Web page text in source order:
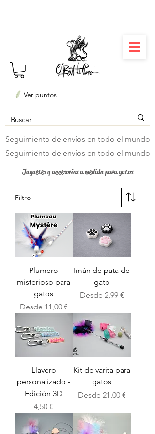
Seguimiento de envíos en todo el mundo
Ver puntos
Seguimiento de envíos en todo el mundo
Juguetes y accesorios a medida para gatos
Filtro
Plumero
misterioso para
gatos
Desde 11,00 €
Precio de oferta
Imán de pata de
gato
Desde 2,99 €
Precio de oferta
Llavero
personalizado -
Edición 3D
Precio
4,50 €
Kit de varita para
gatos
Desde 21,00 €
Precio de oferta